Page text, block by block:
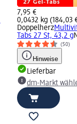
7,95 €
0,0432 kg (184,03
Doppelherz
Tabs 27 St, 43,2 g
(50)
Hinweise
Lieferbar
dm-Markt